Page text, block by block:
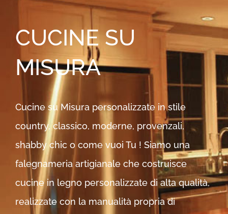
CUCINE SU
MISURA
Cucine su Misura personalizzate in stile
country, classico, moderne, provenzali,
shabby chic o come vuoi Tu ! Siamo una
falegnameria artigianale che costruisce
cucine in legno personalizzate di alta qualità,
realizzate con la manualità propria di